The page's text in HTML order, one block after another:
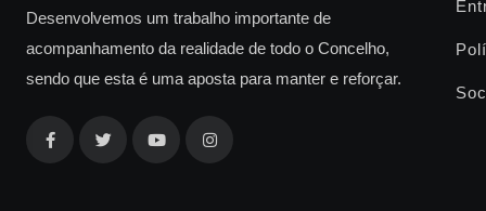
Desenvolvemos um trabalho importante de
acompanhamento da realidade de todo o Concelho,
sendo que esta é uma aposta para manter e reforçar.